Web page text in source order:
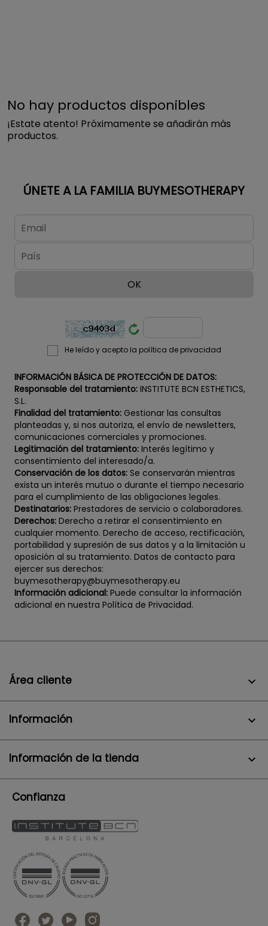
No hay productos disponibles
¡Estate atento! Próximamente se añadirán más
productos.
ÚNETE A LA FAMILIA BUYMESOTHERAPY
He leído y acepto la política de privacidad
INFORMACIÓN BÁSICA DE PROTECCIÓN DE DATOS:
Responsable del tratamiento: INSTITUTE BCN ESTHETICS,
S.L.
Finalidad del tratamiento: Gestionar las consultas
planteadas y, si nos autoriza, el envío de newsletters,
comunicaciones comerciales y promociones.
Legitimación del tratamiento: Interés legítimo y
consentimiento del interesado/a.
Conservación de los datos: Se conservarán mientras
exista un interés mutuo o durante el tiempo necesario
para el cumplimiento de las obligaciones legales.
Destinatarios: Prestadores de servicio o colaboradores.
Derechos: Derecho a retirar el consentimiento en
cualquier momento. Derecho de acceso, rectificación,
portabilidad y supresión de sus datos y a la limitación u
oposición al su tratamiento. Datos de contacto para
ejercer sus derechos:
buymesotherapy@buymesotherapy.eu
Información adicional: Puede consultar la información
adicional en nuestra Política de Privacidad.
Área cliente 
Información 
Información de la tienda keyboard_arrow_down
Confianza